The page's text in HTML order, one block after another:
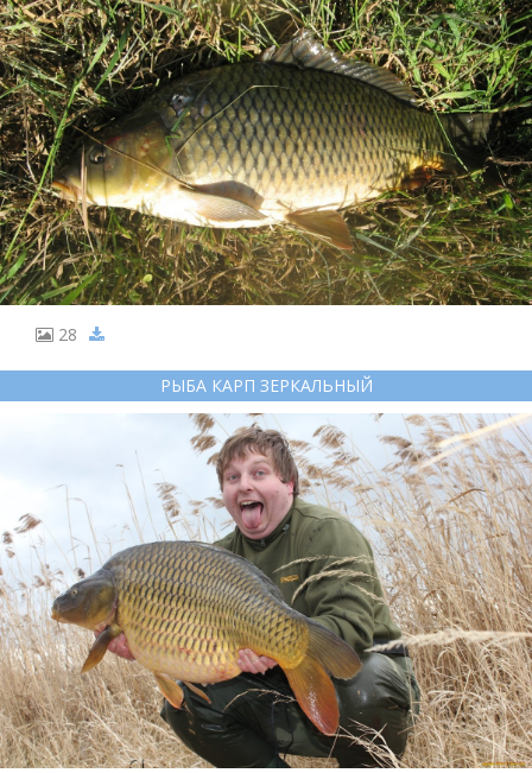
28
РЫБА КАРП ЗЕРКАЛЬНЫЙ